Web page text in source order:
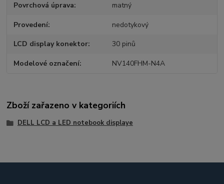
Povrchová úprava matný
Provedení nedotykový
LCD display konektor 30 pinů
Modelové označení NV140FHM-N4A
Zboží zařazeno v kategoriích
DELL LCD a LED notebook displaye